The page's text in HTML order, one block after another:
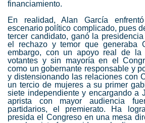
financiamiento.
En realidad, Alan García
escenario político complicado, pues
tercer candidato, ganó la
el rechazo y temor que generaba
embargo, con un apoyo real de la
votantes y sin mayoría en el
como un gobernante responsable y
y distensionando las relaciones con
un tercio de mujeres a su primer
siete independiente y encargando a
aprista con mayor audiencia
partidarios, el premierato. Ha
presida el Congreso en una mesa